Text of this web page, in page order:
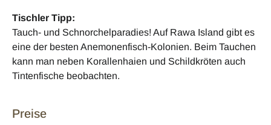
Tischler Tipp:
Tauch- und Schnorchelparadies! Auf Rawa Island gibt es
eine der besten Anemonenfisch-Kolonien. Beim Tauchen
kann man neben Korallenhaien und Schildkröten auch
Tintenfische beobachten.
Preise